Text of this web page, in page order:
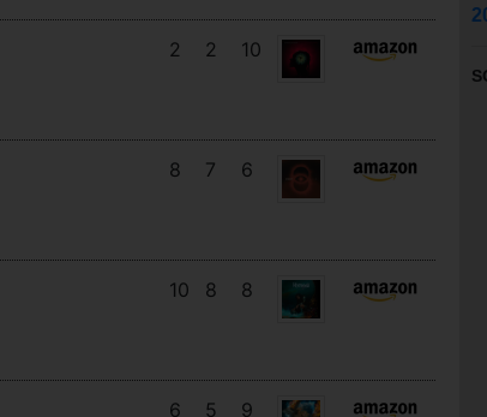
2 2 10
8 7 6
10 8 8
6 5 9